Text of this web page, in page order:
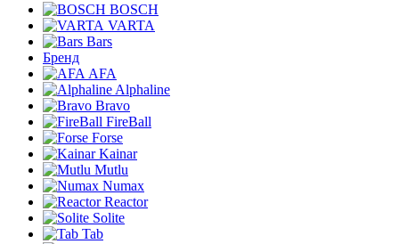
BOSCH
VARTA
Bars
Бренд
AFA
Alphaline
Bravo
FireBall
Forse
Kainar
Mutlu
Numax
Reactor
Solite
Tab